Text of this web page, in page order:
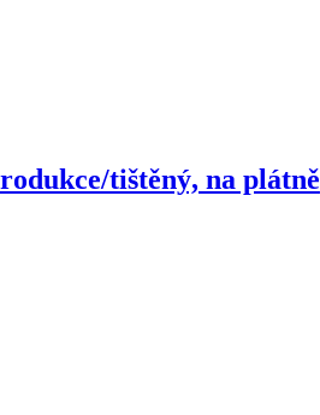
tištěný, na plátně